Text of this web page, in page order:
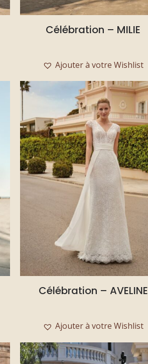
Célébration – MILIE
Ajouter à votre Wishlist
Célébration – AVELINE
Ajouter à votre Wishlist